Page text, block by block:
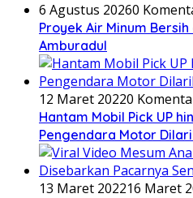
6 Agustus 20260
Proyek Air Minum
Amburadul
12 Maret 20220
Hantam Mobil Pick UP
Pengendara Motor
13 Maret 202216 Maret